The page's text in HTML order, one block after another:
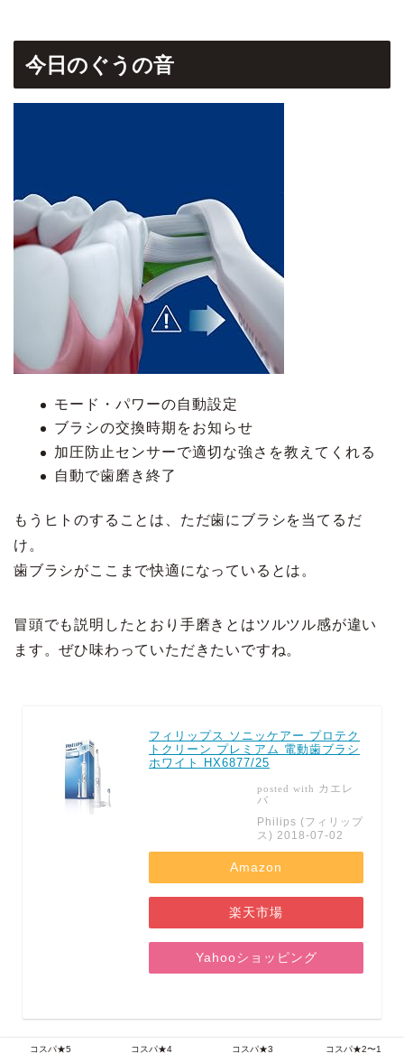
今日のぐうの音
モード・パワーの自動設定
ブラシの交換時期をお知らせ
加圧防止センサーで適切な強さを教えてくれる
自動で歯磨き終了
もうヒトのすることは、ただ歯にブラシを当てるだ
け。
歯ブラシがここまで快適になっているとは。
冒頭でも説明したとおり手磨きとはツルツル感が違い
ます。ぜひ味わっていただきたいですね。
フィリップス ソニッケアー プロテク
トクリーン プレミアム 電動歯ブラシ
ホワイト HX6877/25
posted with カエレ
バ
Philips (フィリップ
ス) 2018-07-02
Amazon
楽天市場
Yahooショッピング
コスパ★5 コスパ★4 コスパ★3 コスパ★2〜1